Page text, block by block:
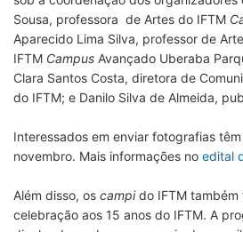
Sousa, professora de Artes do IFTM
Aparecido Lima Silva, professor de
IFTM Campus Avançado Uberaba
Clara Santos Costa, diretora de
do IFTM; e Danilo Silva de Almeida,
Interessados em enviar fotografias
novembro. Mais informações no edital
Além disso, os campido IFTM também
celebração aos 15 anos do IFTM. A